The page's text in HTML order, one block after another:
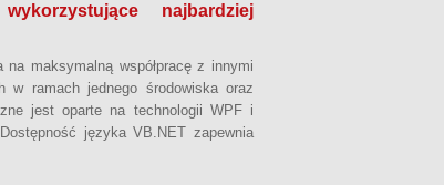
najbardziej
maksymalną współpracę z innymi
w ramach jednego środowiska oraz
jest oparte na technologii WPF i
języka VB.NET zapewnia